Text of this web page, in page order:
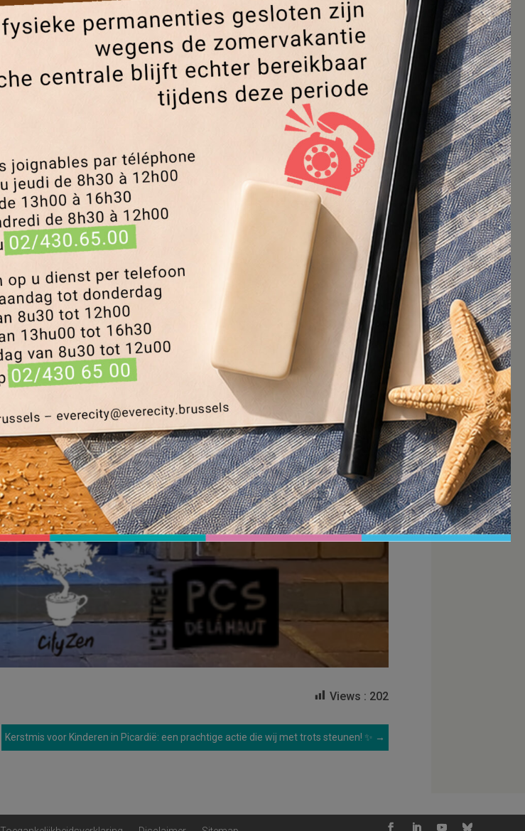
Views : 202
Kerstmis voor Kinderen in Picardië: een prachtige actie die wij met trots steunen! ✨ →